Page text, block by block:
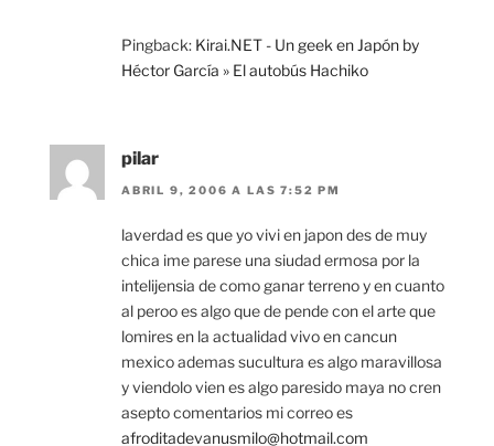
Pingback: Kirai.NET - Un geek en Japón by
Héctor García » El autobús Hachiko
pilar
ABRIL 9, 2006 A LAS 7:52 PM
laverdad es que yo vivi en japon des de muy
chica ime parese una siudad ermosa por la
intelijensia de como ganar terreno y en cuanto
al peroo es algo que de pende con el arte que
lomires en la actualidad vivo en cancun
mexico ademas sucultura es algo maravillosa
y viendolo vien es algo paresido maya no cren
asepto comentarios mi correo es
afroditadevanusmilo@hotmail.com